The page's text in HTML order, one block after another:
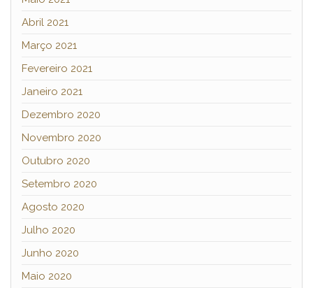
Abril 2021
Março 2021
Fevereiro 2021
Janeiro 2021
Dezembro 2020
Novembro 2020
Outubro 2020
Setembro 2020
Agosto 2020
Julho 2020
Junho 2020
Maio 2020